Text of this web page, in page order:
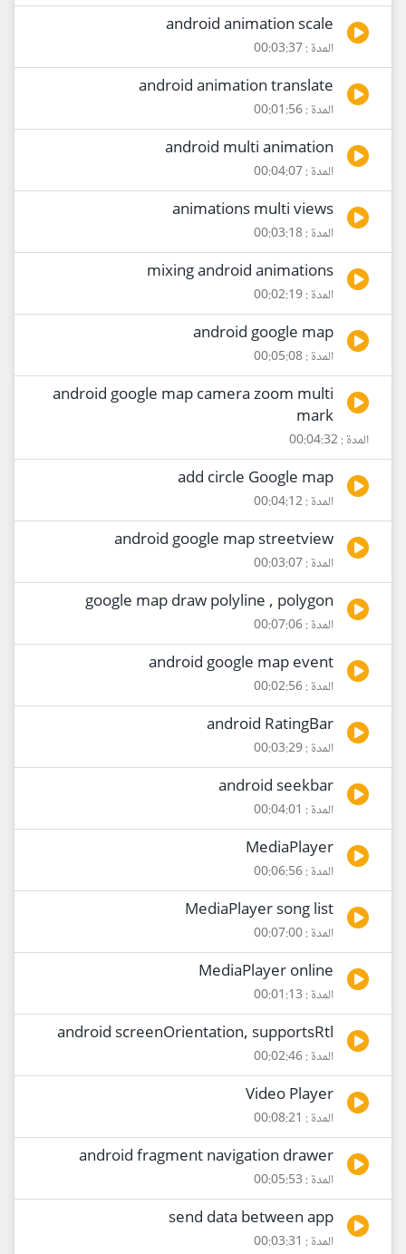
android animation scale
المدة : 00:03:37
android animation translate
المدة : 00:01:56
android multi animation
المدة : 00:04:07
animations multi views
المدة : 00:03:18
mixing android animations
المدة : 00:02:19
android google map
المدة : 00:05:08
android google map camera zoom multi
mark
المدة : 00:04:32
add circle Google map
المدة : 00:04:12
android google map streetview
المدة : 00:03:07
google map draw polyline , polygon
المدة : 00:07:06
android google map event
المدة : 00:02:56
android RatingBar
المدة : 00:03:29
android seekbar
المدة : 00:04:01
MediaPlayer
المدة : 00:06:56
MediaPlayer song list
المدة : 00:07:00
MediaPlayer online
المدة : 00:01:13
android screenOrientation, supportsRtl
المدة : 00:02:46
Video Player
المدة : 00:08:21
android fragment navigation drawer
المدة : 00:05:53
send data between app
المدة : 00:03:31